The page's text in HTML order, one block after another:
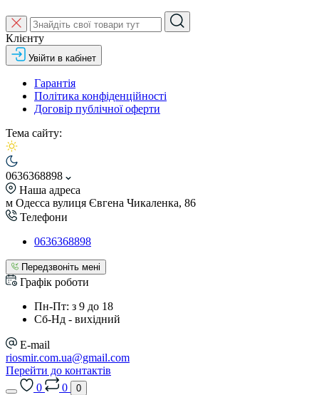
Клієнту
Увійти в кабінет
Гарантія
Політика конфіденційності
Договір публічної оферти
Тема сайту:
0636368898
Наша адреса
м Одесса вулиця Євгена Чикаленка, 86
Телефони
0636368898
Передзвоніть мені
Графік роботи
Пн-Пт: з 9 до 18
Сб-Нд - вихідний
E-mail
riosmir.com.ua@gmail.com
Перейти до контактів
0
0 0